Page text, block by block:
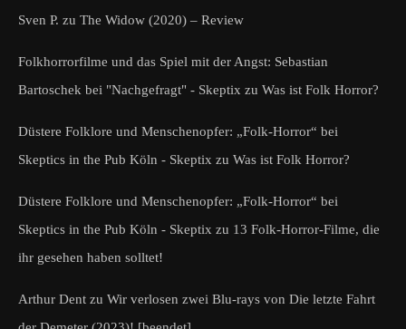
Sven P. zu The Widow (2020) – Review
Folkhorrorfilme und das Spiel mit der Angst: Sebastian
Bartoschek bei "Nachgefragt" - Skeptix zu Was ist Folk Horror?
Düstere Folklore und Menschenopfer: „Folk-Horror“ bei
Skeptics in the Pub Köln - Skeptix zu Was ist Folk Horror?
Düstere Folklore und Menschenopfer: „Folk-Horror“ bei
Skeptics in the Pub Köln - Skeptix zu 13 Folk-Horror-Filme, die
ihr gesehen haben solltet!
Arthur Dent zu Wir verlosen zwei Blu-rays von Die letzte Fahrt